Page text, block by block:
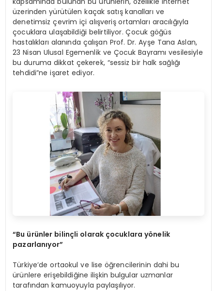
üzerinden yürütülen kaçak satış kanalları ve
denetimsiz çevrim içi alışveriş ortamları aracılığıyla
çocuklara ulaşabildiği belirtiliyor. Çocuk göğüs
hastalıkları alanında çalışan Prof. Dr. Ayşe Tana Aslan,
23 Nisan Ulusal Egemenlik ve Çocuk Bayramı vesilesiyle
bu duruma dikkat çekerek, “sessiz bir halk sağlığı
tehdidi”ne işaret ediyor.
“Bu ürünler bilinçli olarak çocuklara yönelik
pazarlanıyor”
Türkiye’de ortaokul ve lise öğrencilerinin dahi bu
ürünlere erişebildiğine ilişkin bulgular uzmanlar
tarafından kamuoyuyla paylaşılıyor.